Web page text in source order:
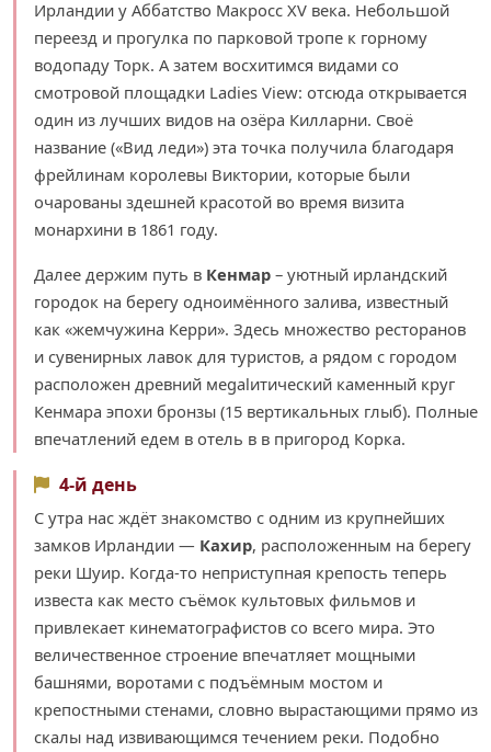
Ирландии у Аббатство Макросс XV века. Небольшой
переезд и прогулка по парковой тропе к горному
водопаду Торк. А затем восхитимся видами со
смотровой площадки Ladies View: отсюда открывается
один из лучших видов на озёра Килларни. Своё
название («Вид леди») эта точка получила благодаря
фрейлинам королевы Виктории, которые были
очарованы здешней красотой во время визита
монархини в 1861 году.
Далее держим путь в Кенмар – уютный ирландский
городок на берегу одноимённого залива, известный
как «жемчужина Керри». Здесь множество ресторанов
и сувенирных лавок для туристов, а рядом с городом
расположен древний меgalитический каменный круг
Кенмара эпохи бронзы (15 вертикальных глыб). Полные
впечатлений едем в отель в в пригород Корка.
4-й день
С утра нас ждёт знакомство с одним из крупнейших
замков Ирландии — Кахир, расположенным на берегу
реки Шуир. Когда-то неприступная крепость теперь
известа как место съёмок культовых фильмов и
привлекает кинематографистов со всего мира. Это
величественное строение впечатляет мощными
башнями, воротами с подъёмным мостом и
крепостными стенами, словно вырастающими прямо из
скалы над извивающимся течением реки. Подобно